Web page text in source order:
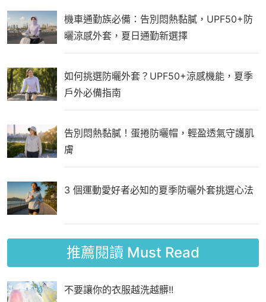
機車通勤族必備：告別悶熱黏膩，UPF50+防
曬涼感外套，夏日通勤新選擇
如何挑選防曬外套？UPF50+涼感機能，夏季
戶外必備指南
告別悶熱黏膩！蛋捲防曬帽，輕盈透氣守護肌
膚
3 個運動愛好者必知的夏季防曬外套挑選心法
推薦閱讀 Must Read
不要讓你的衣服越洗越髒!!